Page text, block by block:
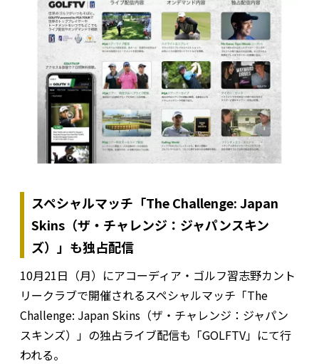
スペシャルマッチ「The Challenge: Japan
Skins（ザ・チャレンジ：ジャパンスキン
ズ）」も独占配信
10月21日（月）にアコーディア・ゴルフ習志野カント
リークラブで開催されるスペシャルマッチ「The
Challenge: Japan Skins（ザ・チャレンジ：ジャパン
スキンズ）」の独占ライブ配信も「GOLFTV」にて行
われる。